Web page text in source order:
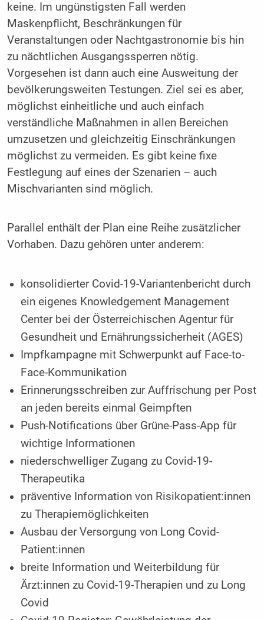
keine. Im ungünstigsten Fall werden
Maskenpflicht, Beschränkungen für
Veranstaltungen oder Nachtgastronomie bis hin
zu nächtlichen Ausgangssperren nötig.
Vorgesehen ist dann auch eine Ausweitung der
bevölkerungsweiten Testungen. Ziel sei es aber,
möglichst einheitliche und auch einfach
verständliche Maßnahmen in allen Bereichen
umzusetzen und gleichzeitig Einschränkungen
möglichst zu vermeiden. Es gibt keine fixe
Festlegung auf eines der Szenarien – auch
Mischvarianten sind möglich.
Parallel enthält der Plan eine Reihe zusätzlicher
Vorhaben. Dazu gehören unter anderem:
konsolidierter Covid-19-Variantenbericht durch
ein eigenes Knowledgement Management
Center bei der Österreichischen Agentur für
Gesundheit und Ernährungssicherheit (AGES)
Impfkampagne mit Schwerpunkt auf Face-to-
Face-Kommunikation
Erinnerungsschreiben zur Auffrischung per Post
an jeden bereits einmal Geimpften
Push-Notifications über Grüne-Pass-App für
wichtige Informationen
niederschwelliger Zugang zu Covid-19-
Therapeutika
präventive Information von Risikopatient:innen
zu Therapiemöglichkeiten
Ausbau der Versorgung von Long Covid-
Patient:innen
breite Information und Weiterbildung für
Ärzt:innen zu Covid-19-Therapien und zu Long
Covid